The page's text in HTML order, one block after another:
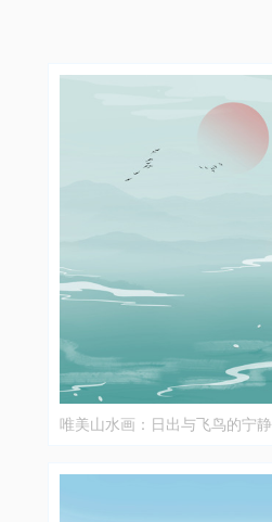
唯美山水画：日出与飞鸟的宁静